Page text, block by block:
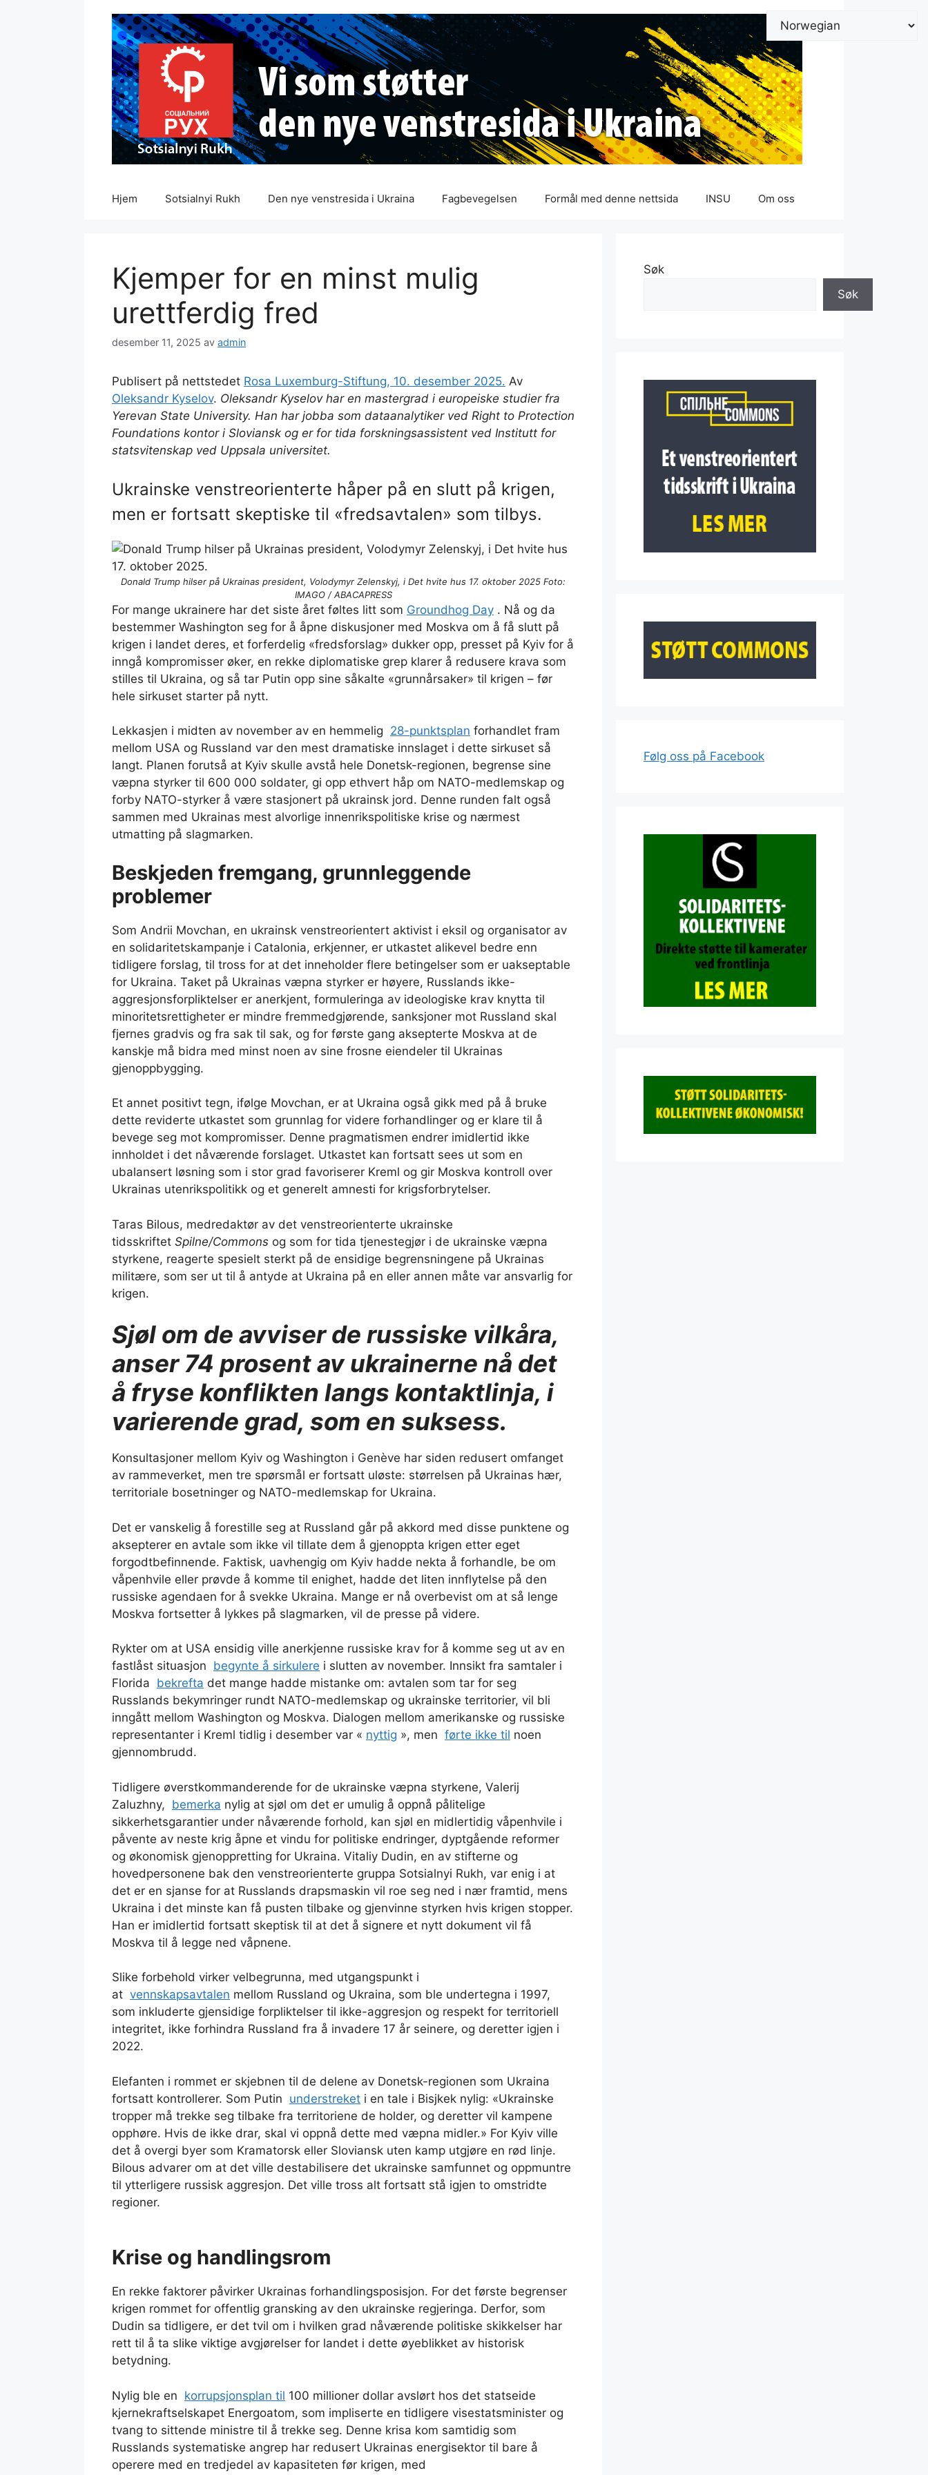
Hjem Sotsialnyi Rukh Den nye venstresida i Ukraina Fagbevegelsen Formål med denne nettsida INSU Om oss
Kjemper for en minst mulig
urettferdig fred
desember 11, 2025 av admin
Publisert på nettstedet Rosa Luxemburg-Stiftung, 10. desember 2025. Av
Oleksandr Kyselov. Oleksandr Kyselov har en mastergrad i europeiske studier fra
Yerevan State University. Han har jobba som dataanalytiker ved Right to Protection
Foundations kontor i Sloviansk og er for tida forskningsassistent ved Institutt for
statsvitenskap ved Uppsala universitet.
Ukrainske venstreorienterte håper på en slutt på krigen,
men er fortsatt skeptiske til «fredsavtalen» som tilbys.
Donald Trump hilser på Ukrainas president, Volodymyr Zelenskyj, i Det hvite hus 17. oktober 2025 Foto:
IMAGO / ABACAPRESS
For mange ukrainere har det siste året føltes litt som Groundhog Day . Nå og da
bestemmer Washington seg for å åpne diskusjoner med Moskva om å få slutt på
krigen i landet deres, et forferdelig «fredsforslag» dukker opp, presset på Kyiv for å
inngå kompromisser øker, en rekke diplomatiske grep klarer å redusere krava som
stilles til Ukraina, og så tar Putin opp sine såkalte «grunnårsaker» til krigen – før
hele sirkuset starter på nytt.
Lekkasjen i midten av november av en hemmelig 28-punktsplan forhandlet fram
mellom USA og Russland var den mest dramatiske innslaget i dette sirkuset så
langt. Planen forutså at Kyiv skulle avstå hele Donetsk-regionen, begrense sine
væpna styrker til 600 000 soldater, gi opp ethvert håp om NATO-medlemskap og
forby NATO-styrker å være stasjonert på ukrainsk jord. Denne runden falt også
sammen med Ukrainas mest alvorlige innenrikspolitiske krise og nærmest
utmatting på slagmarken.
Beskjeden fremgang, grunnleggende
problemer
Som Andrii Movchan, en ukrainsk venstreorientert aktivist i eksil og organisator av
en solidaritetskampanje i Catalonia, erkjenner, er utkastet alikevel bedre enn
tidligere forslag, til tross for at det inneholder flere betingelser som er uakseptable
for Ukraina. Taket på Ukrainas væpna styrker er høyere, Russlands ikke-
aggresjonsforpliktelser er anerkjent, formuleringa av ideologiske krav knytta til
minoritetsrettigheter er mindre fremmedgjørende, sanksjoner mot Russland skal
fjernes gradvis og fra sak til sak, og for første gang aksepterte Moskva at de
kanskje må bidra med minst noen av sine frosne eiendeler til Ukrainas
gjenoppbygging.
Et annet positivt tegn, ifølge Movchan, er at Ukraina også gikk med på å bruke
dette reviderte utkastet som grunnlag for videre forhandlinger og er klare til å
bevege seg mot kompromisser. Denne pragmatismen endrer imidlertid ikke
innholdet i det nåværende forslaget. Utkastet kan fortsatt sees ut som en
ubalansert løsning som i stor grad favoriserer Kreml og gir Moskva kontroll over
Ukrainas utenrikspolitikk og et generelt amnesti for krigsforbrytelser.
Taras Bilous, medredaktør av det venstreorienterte ukrainske
tidsskriftet Spilne/Commons og som for tida tjenestegjør i de ukrainske væpna
styrkene, reagerte spesielt sterkt på de ensidige begrensningene på Ukrainas
militære, som ser ut til å antyde at Ukraina på en eller annen måte var ansvarlig for
krigen.
Sjøl om de avviser de russiske vilkåra,
anser 74 prosent av ukrainerne nå det
å fryse konflikten langs kontaktlinja, i
varierende grad, som en suksess.
Konsultasjoner mellom Kyiv og Washington i Genève har siden redusert omfanget
av rammeverket, men tre spørsmål er fortsatt uløste: størrelsen på Ukrainas hær,
territoriale bosetninger og NATO-medlemskap for Ukraina.
Det er vanskelig å forestille seg at Russland går på akkord med disse punktene og
aksepterer en avtale som ikke vil tillate dem å gjenoppta krigen etter eget
forgodtbefinnende. Faktisk, uavhengig om Kyiv hadde nekta å forhandle, be om
våpenhvile eller prøvde å komme til enighet, hadde det liten innflytelse på den
russiske agendaen for å svekke Ukraina. Mange er nå overbevist om at så lenge
Moskva fortsetter å lykkes på slagmarken, vil de presse på videre.
Rykter om at USA ensidig ville anerkjenne russiske krav for å komme seg ut av en
fastlåst situasjon begynte å sirkulere i slutten av november. Innsikt fra samtaler i
Florida bekrefta det mange hadde mistanke om: avtalen som tar for seg
Russlands bekymringer rundt NATO-medlemskap og ukrainske territorier, vil bli
inngått mellom Washington og Moskva. Dialogen mellom amerikanske og russiske
representanter i Kreml tidlig i desember var « nyttig », men førte ikke til noen
gjennombrudd.
Tidligere øverstkommanderende for de ukrainske væpna styrkene, Valerij
Zaluzhny, bemerka nylig at sjøl om det er umulig å oppnå pålitelige
sikkerhetsgarantier under nåværende forhold, kan sjøl en midlertidig våpenhvile i
påvente av neste krig åpne et vindu for politiske endringer, dyptgående reformer
og økonomisk gjenoppretting for Ukraina. Vitaliy Dudin, en av stifterne og
hovedpersonene bak den venstreorienterte gruppa Sotsialnyi Rukh, var enig i at
det er en sjanse for at Russlands drapsmaskin vil roe seg ned i nær framtid, mens
Ukraina i det minste kan få pusten tilbake og gjenvinne styrken hvis krigen stopper.
Han er imidlertid fortsatt skeptisk til at det å signere et nytt dokument vil få
Moskva til å legge ned våpnene.
Slike forbehold virker velbegrunna, med utgangspunkt i
at vennskapsavtalen mellom Russland og Ukraina, som ble undertegna i 1997,
som inkluderte gjensidige forpliktelser til ikke-aggresjon og respekt for territoriell
integritet, ikke forhindra Russland fra å invadere 17 år seinere, og deretter igjen i
2022.
Elefanten i rommet er skjebnen til de delene av Donetsk-regionen som Ukraina
fortsatt kontrollerer. Som Putin understreket i en tale i Bisjkek nylig: «Ukrainske
tropper må trekke seg tilbake fra territoriene de holder, og deretter vil kampene
opphøre. Hvis de ikke drar, skal vi oppnå dette med væpna midler.» For Kyiv ville
det å overgi byer som Kramatorsk eller Sloviansk uten kamp utgjøre en rød linje.
Bilous advarer om at det ville destabilisere det ukrainske samfunnet og oppmuntre
til ytterligere russisk aggresjon. Det ville tross alt fortsatt stå igjen to omstridte
regioner.
Krise og handlingsrom
En rekke faktorer påvirker Ukrainas forhandlingsposisjon. For det første begrenser
krigen rommet for offentlig gransking av den ukrainske regjeringa. Derfor, som
Dudin sa tidligere, er det tvil om i hvilken grad nåværende politiske skikkelser har
rett til å ta slike viktige avgjørelser for landet i dette øyeblikket av historisk
betydning.
Nylig ble en korrupsjonsplan til 100 millioner dollar avslørt hos det statseide
kjernekraftselskapet Energoatom, som impliserte en tidligere visestatsminister og
tvang to sittende ministre til å trekke seg. Denne krisa kom samtidig som
Russlands systematiske angrep har redusert Ukrainas energisektor til bare å
operere med en tredjedel av kapasiteten før krigen, med
Søk
Søk
Følg oss på Facebook